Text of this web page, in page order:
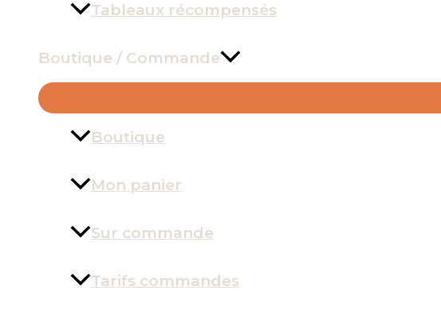
Tableaux récompensés
Boutique / Commande
Boutique
Mon panier
Sur commande
Tarifs commandes